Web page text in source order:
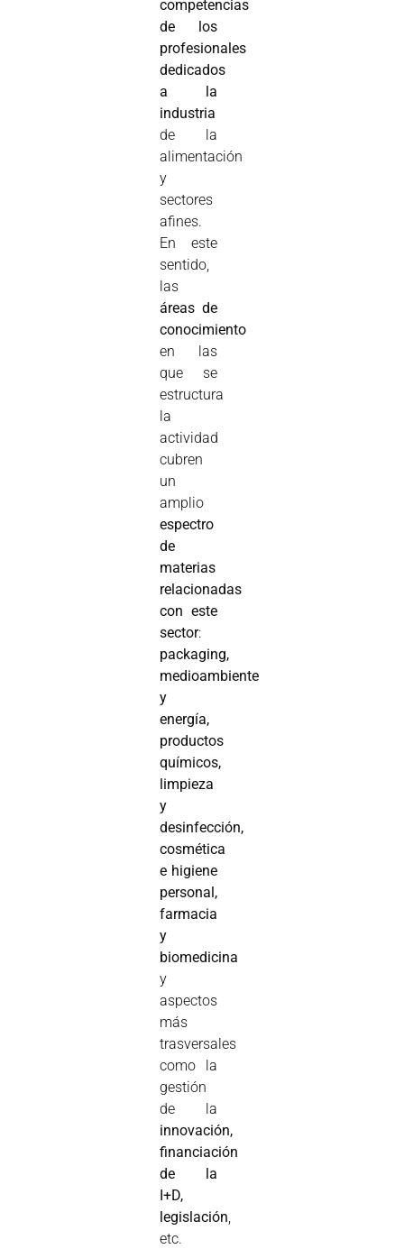
competencias
de los
profesionales
dedicados
a la
industria
de la
alimentación
y
sectores
afines.
En este
sentido,
las
áreas de
conocimiento
en las
que se
estructura
la
actividad
cubren
un
amplio
espectro
de
materias
relacionadas
con este
sector:
packaging,
medioambiente
y
energía,
productos
químicos,
limpieza
y
desinfección,
cosmética
e higiene
personal,
farmacia
y
biomedicina
y
aspectos
más
trasversales
como la
gestión
de la
innovación,
financiación
de la
I+D,
legislación,
etc.